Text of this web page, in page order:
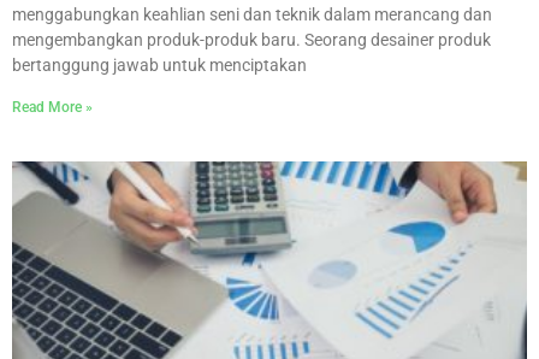
menggabungkan keahlian seni dan teknik dalam merancang dan
mengembangkan produk-produk baru. Seorang desainer produk
bertanggung jawab untuk menciptakan
Read More »